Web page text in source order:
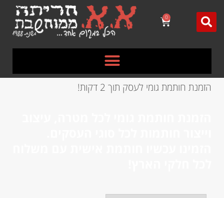
0
הזמנת חותמת גומי לעסק תוך 2 דקות!